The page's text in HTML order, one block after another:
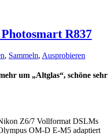
R837
, Sammeln, Ausprobieren
um „Altglas“, schöne sehr
Z6/7 Vollformat DSLMs
OM-D E-M5 adaptiert